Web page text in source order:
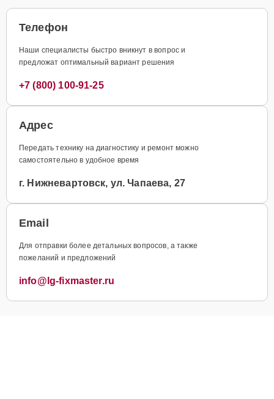
Телефон
Наши специалисты быстро вникнут в вопрос и
предложат оптимальный вариант решения
+7 (800) 100-91-25
Адрес
Передать технику на диагностику и ремонт можно
самостоятельно в удобное время
г. Нижневартовск, ул. Чапаева, 27
Email
Для отправки более детальных вопросов, а также
пожеланий и предложений
info@lg-fixmaster.ru